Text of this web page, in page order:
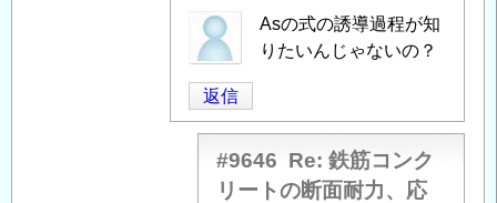
返
匿
名
稿
者
Asの式の誘導過程が知
りたいんじゃないの？
返信
#9646 Re: 鉄筋コンク
リートの断面耐力、応